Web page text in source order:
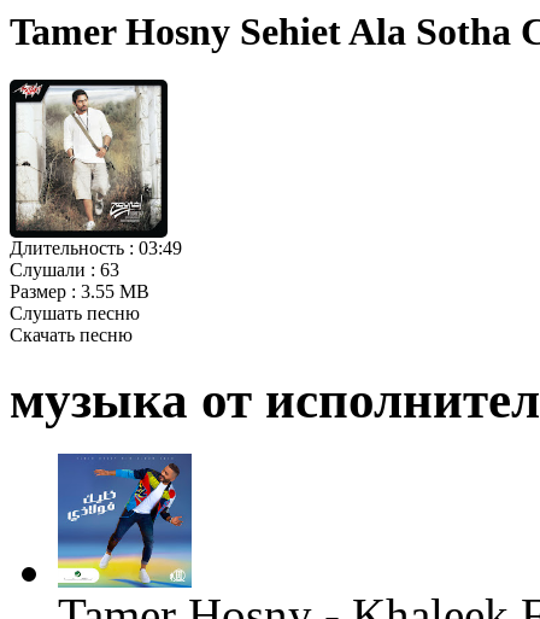
Tamer Hosny Sehiet Ala Sotha
Длительность : 03:49
Слушали : 63
Размер : 3.55 MB
Слушать песню
Скачать песню
музыка от